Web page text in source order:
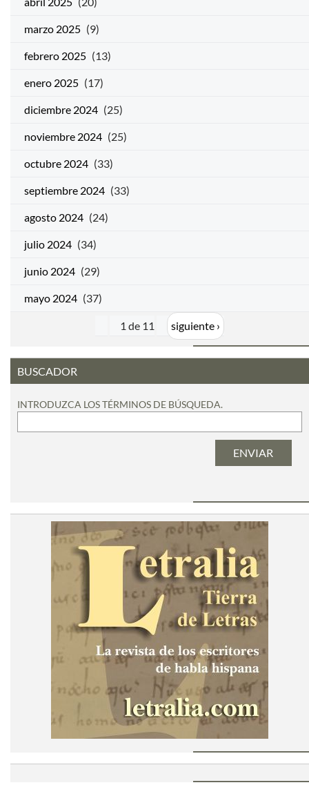
marzo 2025 (9)
febrero 2025 (13)
enero 2025 (17)
diciembre 2024 (25)
noviembre 2024 (25)
octubre 2024 (33)
septiembre 2024 (33)
agosto 2024 (24)
julio 2024 (34)
junio 2024 (29)
mayo 2024 (37)
1 de 11 siguiente ›
BUSCADOR
INTRODUZCA LOS TÉRMINOS DE BÚSQUEDA.